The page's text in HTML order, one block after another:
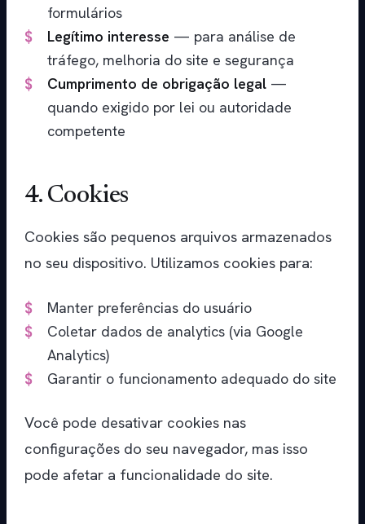
formulários
Legítimo interesse — para análise de
tráfego, melhoria do site e segurança
Cumprimento de obrigação legal —
quando exigido por lei ou autoridade
competente
4. Cookies
Cookies são pequenos arquivos armazenados
no seu dispositivo. Utilizamos cookies para:
Manter preferências do usuário
Coletar dados de analytics (via Google
Analytics)
Garantir o funcionamento adequado do site
Você pode desativar cookies nas
configurações do seu navegador, mas isso
pode afetar a funcionalidade do site.